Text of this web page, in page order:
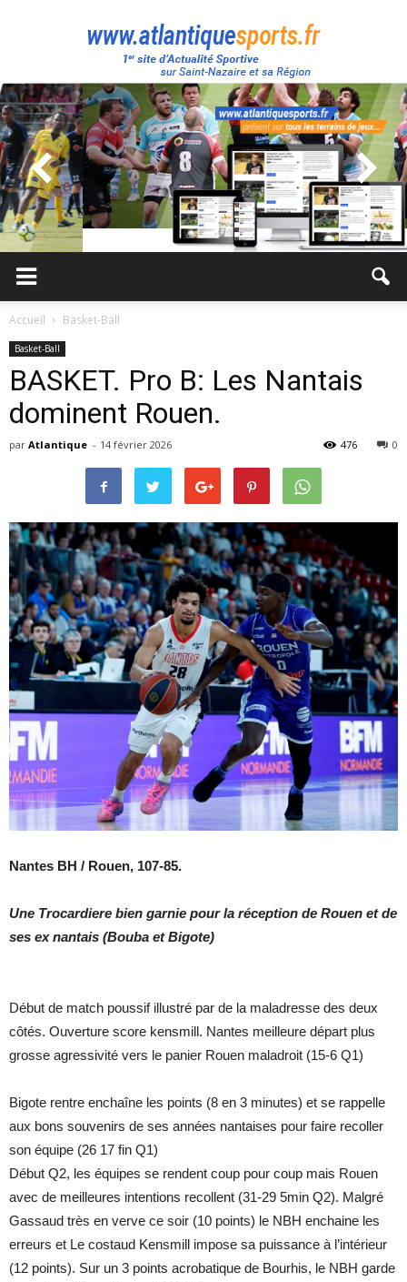
Atlantique
Sport
Accueil Basket-Ball
Basket-Ball
BASKET. Pro B: Les Nantais
dominent Rouen.
par Atlantique - 14 février 2026 0
476
Nantes BH / Rouen, 107-85.
Une Trocardiere bien garnie pour la réception de Rouen et de
ses ex nantais (Bouba et Bigote)
Début de match poussif illustré par de la maladresse des deux
côtés. Ouverture score kensmill. Nantes meilleure départ plus
grosse agressivité vers le panier Rouen maladroit (15-6 Q1)
Bigote rentre enchaîne les points (8 en 3 minutes) et se rappelle
aux bons souvenirs de ses années nantaises pour faire recoller
son équipe (26 17 fin Q1)
Début Q2, les équipes se rendent coup pour coup mais Rouen
avec de meilleures intentions recollent (31-29 5min Q2). Malgré
Gassaud très en verve ce soir (10 points) le NBH enchaine les
erreurs et Le costaud Kensmill impose sa puissance à l’intérieur
(12 points). Sur un 3 points acrobatique de Bourhis, le NBH garde